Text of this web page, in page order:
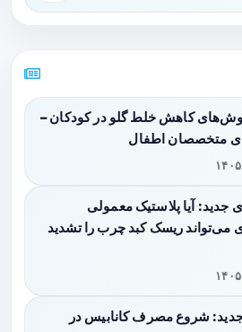
کاهش خلط گلو در کودکان –
متخصصان اطفال
۱۷
جدید: آیا پلاستیک معمولی
می‌تواند ریسک کبد چرب را تشدید
۱۷
شروع مصرف کانابیس در